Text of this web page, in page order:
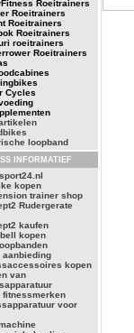
Roeitrainers
Roeitrainers
Roeitrainers
Roeitrainers
roeitrainers
Roeitrainers
Cycles
loopband
INFORMATIEF
kopen
trainer shop
Rudergerate
kaufen
kopen
kopen
van
fitnessmerken
voor